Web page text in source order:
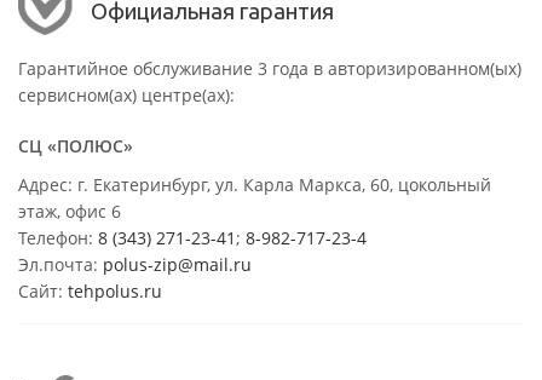
Официальная гарантия
Гарантийное обслуживание 3 года в авторизированном(ых)
сервисном(ах) центре(ах):
СЦ «ПОЛЮС»
Адрес: г. Екатеринбург, ул. Карла Маркса, 60, цокольный
этаж, офис 6
Телефон: 8 (343) 271-23-41 ; 8-982-717-23-4
Эл.почта: polus-zip@mail.ru
Сайт: tehpolus.ru